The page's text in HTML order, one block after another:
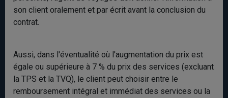
son client oralement et par écrit avant la conclusion du
contrat.
Aussi, dans l'éventualité où l'augmentation du prix est
égale ou supérieure à 7 % du prix des services (excluant
la TPS et la TVQ), le client peut choisir entre le
remboursement intégral et immédiat des services ou la